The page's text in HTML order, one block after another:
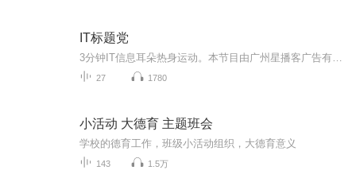
IT标题党
27 1780
小活动 大德育 主题班会
学校的德育工作，班级小活动组织，大德育意义
143 1.5万